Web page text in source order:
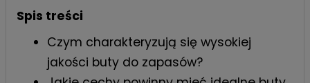
Spis treści
Czym charakteryzują się wysokiej
jakości buty do zapasów?